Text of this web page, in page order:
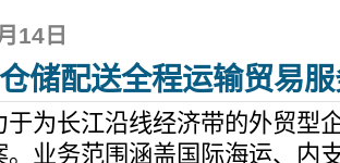
14日
储配送全程运输贸易
于为长江沿线经济带的外贸型
。业务范围涵盖国际海运、内